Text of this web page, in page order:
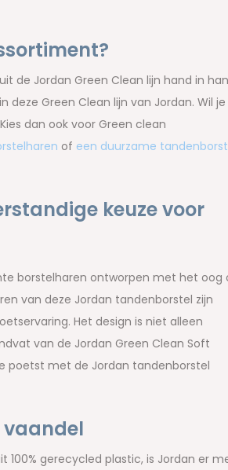
de Jordan Green Clean lijn hand in
Green Clean lijn van Jordan. Wil je
dan ook voor Green clean
of een duurzame
keuze voor
borstelharen ontworpen met het oog
van deze Jordan tandenborstel zijn
Het design is niet alleen
van de Jordan Green Clean Soft
poetst met de Jordan tandenborstel
vaandel
gerecycled plastic, is Jordan er